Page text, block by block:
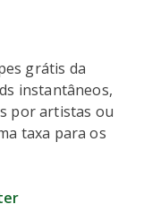
grátis da
instantâneos,
por artistas ou
taxa para os